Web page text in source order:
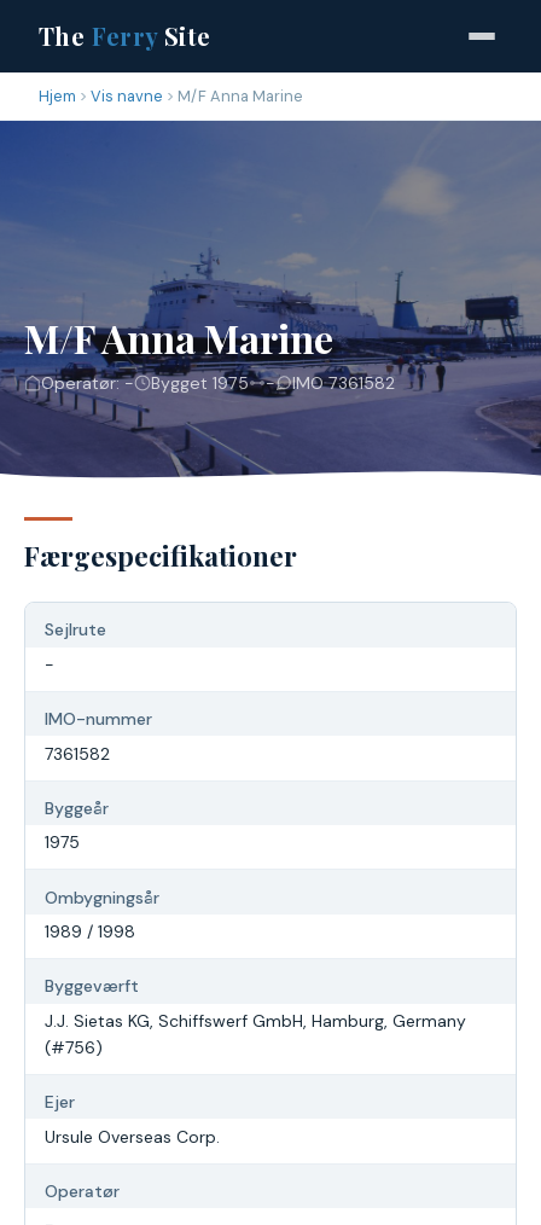
The FerrySite
Hjem Vis navne M/F Anna Marine
M/F Anna Marine
Operatør: - Bygget 1975 - IMO 7361582
Færgespecifikationer
Sejlrute
-
IMO-nummer
7361582
Byggeår
1975
Ombygningsår
1989 / 1998
Byggeværft
J.J. Sietas KG, Schiffswerf GmbH, Hamburg, Germany
(#756)
Ejer
Ursule Overseas Corp.
Operatør